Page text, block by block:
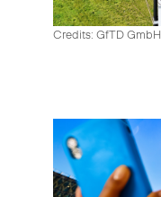
Credits: GfTD GmbH